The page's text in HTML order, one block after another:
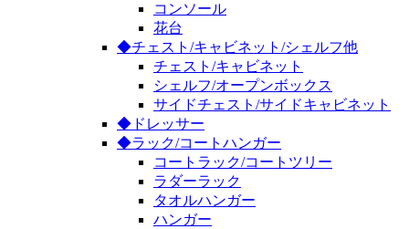
コンソール
花台
◆チェスト/キャビネット/シェルフ他
チェスト/キャビネット
シェルフ/オープンボックス
サイドチェスト/サイドキャビネット
◆ドレッサー
◆ラック/コートハンガー
コートラック/コートツリー
ラダーラック
タオルハンガー
ハンガー